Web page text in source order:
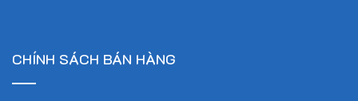
CHÍNH SÁCH BÁN HÀNG